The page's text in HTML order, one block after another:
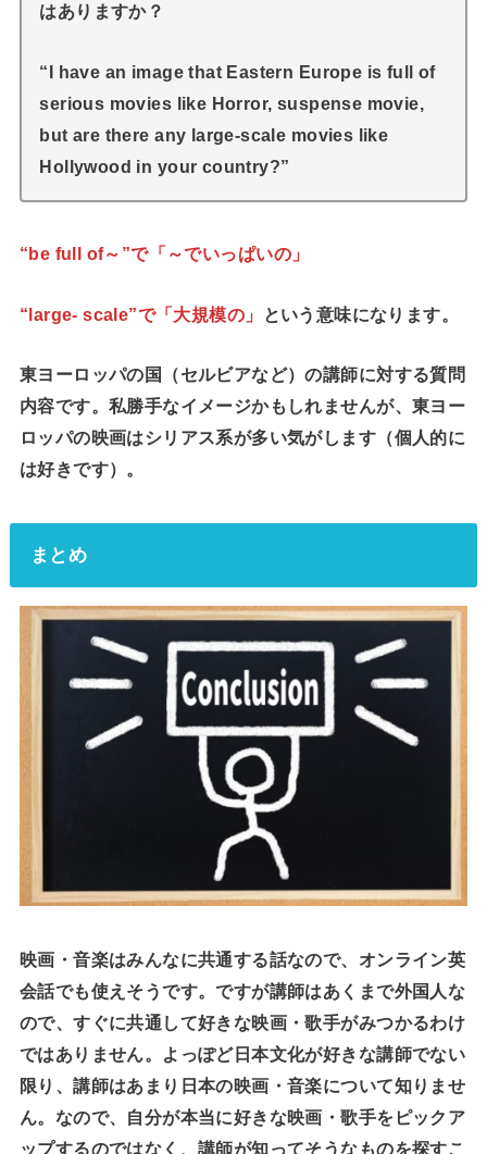
はありますか？
“I have an image that Eastern Europe is full of
serious movies like Horror, suspense movie,
but are there any large-scale movies like
Hollywood in your country?”
“be full of～”で「～でいっぱいの」
“large- scale”で「大規模の」 という意味になります。
東ヨーロッパの国（セルビアなど）の講師に対する質問
内容です。私勝手なイメージかもしれませんが、東ヨー
ロッパの映画はシリアス系が多い気がします（個人的に
は好きです）。
まとめ
映画・音楽はみんなに共通する話なので、オンライン英
会話でも使えそうです。ですが講師はあくまで外国人な
ので、すぐに共通して好きな映画・歌手がみつかるわけ
ではありません。よっぽど日本文化が好きな講師でない
限り、講師はあまり日本の映画・音楽について知りませ
ん。なので、自分が本当に好きな映画・歌手をピックア
ップするのではなく、講師が知ってそうなものを探すこ